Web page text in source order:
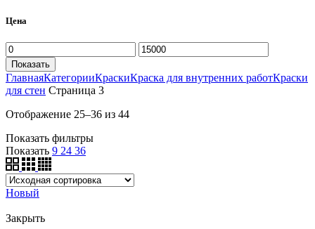
Цена
Показать
ГлавнаяКатегорииКраскиКраска для внутренних работКраски
для стен Страница 3
Отображение 25–36 из 44
Показать фильтры
Показать 9 24 36
Новый
Закрыть